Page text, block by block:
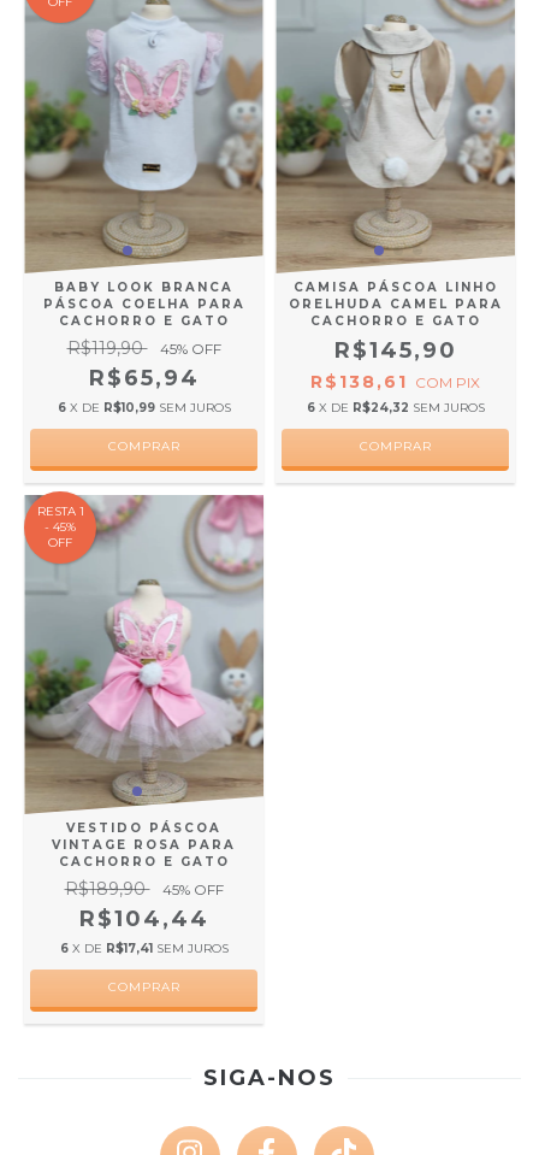
BABY LOOK BRANCA
PÁSCOA COELHA PARA
CACHORRO E GATO
R$119,90 45% OFF
R$65,94
6 X DE R$10,99 SEM JUROS
COMPRAR
CAMISA PÁSCOA LINHO
ORELHUDA CAMEL PARA
CACHORRO E GATO
R$145,90
R$138,61 COM PIX
6 X DE R$24,32 SEM JUROS
COMPRAR
RESTA 1
- 45%
OFF
VESTIDO PÁSCOA
VINTAGE ROSA PARA
CACHORRO E GATO
R$189,90 45% OFF
R$104,44
6 X DE R$17,41 SEM JUROS
COMPRAR
SIGA-NOS